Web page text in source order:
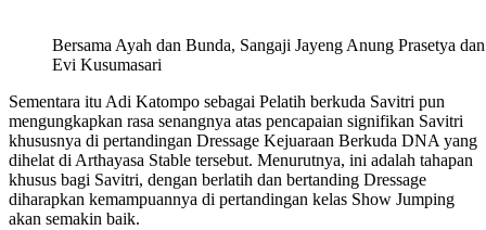
Bersama Ayah dan Bunda, Sangaji Jayeng Anung Prasetya dan
Evi Kusumasari
Sementara itu Adi Katompo sebagai Pelatih berkuda Savitri pun
mengungkapkan rasa senangnya atas pencapaian signifikan Savitri
khususnya di pertandingan Dressage Kejuaraan Berkuda DNA yang
dihelat di Arthayasa Stable tersebut. Menurutnya, ini adalah tahapan
khusus bagi Savitri, dengan berlatih dan bertanding Dressage
diharapkan kemampuannya di pertandingan kelas Show Jumping
akan semakin baik.